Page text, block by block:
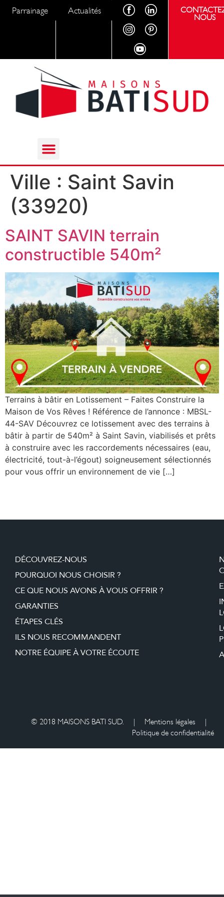
Parrainage Actualités
NOUS
Ville : Saint Savin
(33920)
SAINT SAVIN terrain
constructible 540m²
Terrains à bâtir en Lotissement – Faites Construire la
Maison de Vos Rêves ! Référence de l’annonce : MBSL-
44-SAV Découvrez ce lotissement avec des terrains à
bâtir à partir de 540m² à Saint Savin, viabilisés et prêts
à construire avec les raccordements nécessaires (eau,
électricité, tout-à-l’égout) soigneusement sélectionnés
pour vous offrir un environnement de vie […]
DÉCOUVREZ-NOUS
POURQUOI NOUS CHOISIR ?
CE QUE NOUS AVONS À VOUS OFFRIR ?
GARANTIES
ÉTAPES CLÉS
ILS NOUS RECOMMANDENT
NOTRE ÉQUIPE À VOTRE ÉCOUTE
© 2018 MAISONS BATI SUD. | Mentions légales
|
Politique de confidentialité